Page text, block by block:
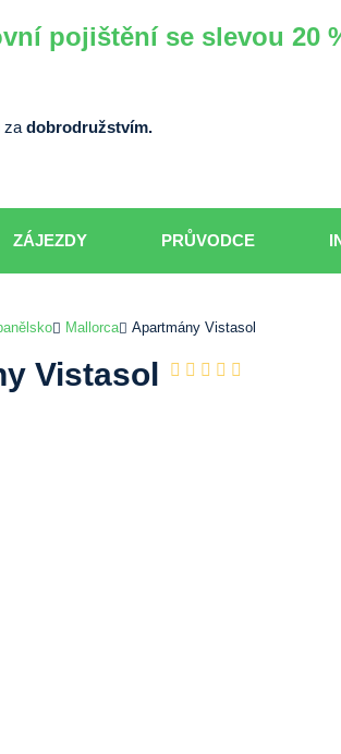
pojištění se slevou 20
za dobrodružstvím.
ZÁJEZDY PRŮVODCE
Mallorca Apartmány Vistasol
Vistasol